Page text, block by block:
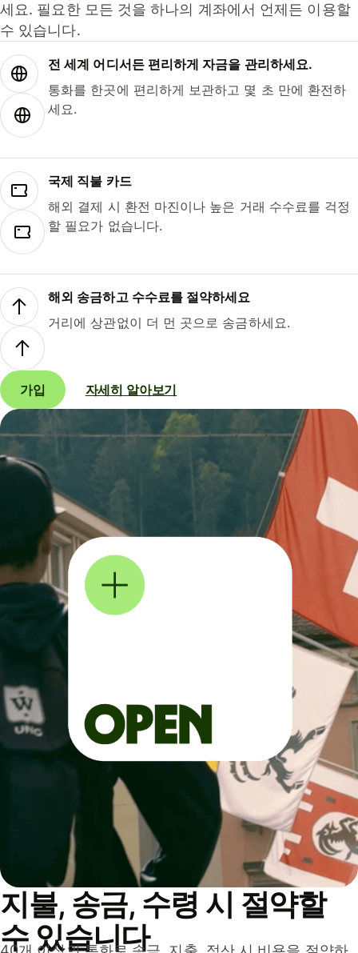
세요. 필요한 모든 것을 하나의 계좌에서 언제든 이용할
수 있습니다.
전 세계 어디서든 편리하게 자금을 관리하세요.
통화를 한곳에 편리하게 보관하고 몇 초 만에 환전하
세요.
국제 직불 카드
해외 결제 시 환전 마진이나 높은 거래 수수료를 걱정
할 필요가 없습니다.
해외 송금하고 수수료를 절약하세요
거리에 상관없이 더 먼 곳으로 송금하세요.
가입 자세히 알아보기
지불, 송금, 수령 시 절약할
수 있습니다